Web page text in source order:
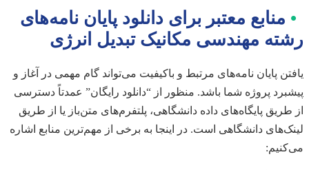
• منابع معتبر برای دانلود پایان نامه‌های
رشته مهندسی مکانیک تبدیل انرژی
یافتن پایان نامه‌های مرتبط و باکیفیت می‌تواند گام مهمی در آغاز و
پیشبرد پروژه شما باشد. منظور از “دانلود رایگان” عمدتاً دسترسی
از طریق پایگاه‌های داده دانشگاهی، پلتفرم‌های متن‌باز یا از طریق
لینک‌های دانشگاهی است. در اینجا به برخی از مهم‌ترین منابع اشاره
می‌کنیم: